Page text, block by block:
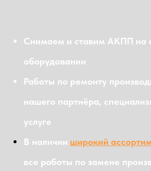
Снимаем и ставим АКПП на
оборудовании
Работы по ремонту
нашего партнёра,
услуге
В наличии широкий
все работы по замене